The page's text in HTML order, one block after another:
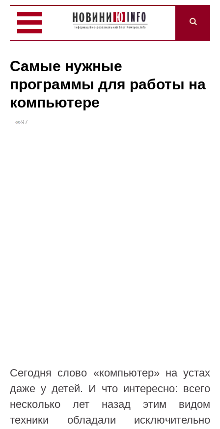
Самые нужные
программы для работы на
компьютере
97
Сегодня слово «компьютер» на устах
даже у детей. И что интересно: всего
несколько лет назад этим видом
техники обладали исключительно